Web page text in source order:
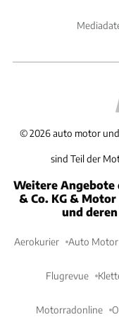
©2026 auto motor
sind Teil der
Weitere Angebote
& Co. KG & Motor
und
Aerokurier Auto
Flugrevue
Motorradonline